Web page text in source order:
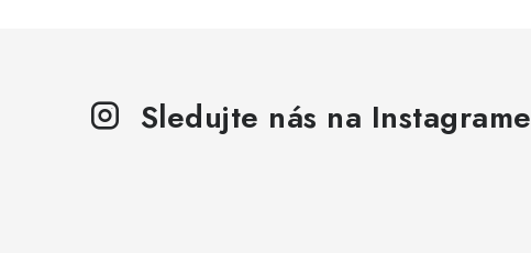
Sledujte nás na Instagrame